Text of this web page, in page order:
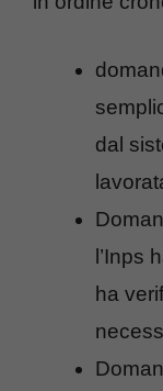
dal
l’Inps
ha